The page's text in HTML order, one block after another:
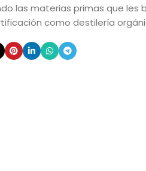
las materias primas que les
como destilería